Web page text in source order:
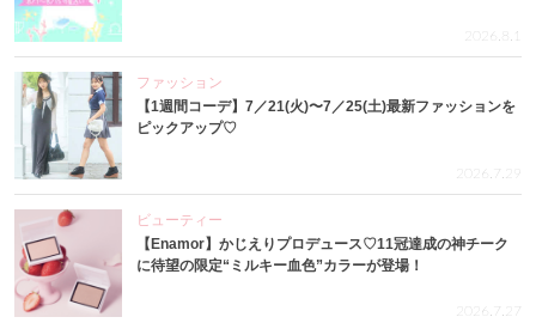
2026.8.1
ファッション
【1週間コーデ】7／21(火)〜7／25(土)最新ファッションを
ピックアップ♡
2026.7.29
ビューティー
【Enamor】かじえりプロデュース♡11冠達成の神チーク
に待望の限定“ミルキー血色”カラーが登場！
2026.7.27